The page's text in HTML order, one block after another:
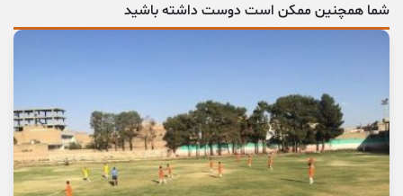
شما همچنین ممکن است دوست داشته باشید